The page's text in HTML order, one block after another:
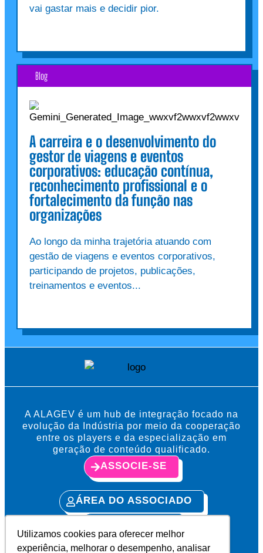
Utilizamos cookies para oferecer melhor
experiência, melhorar o desempenho, analisar
vai gastar mais e decidir pior.
Blog
A carreira e o desenvolvimento do
gestor de viagens e eventos
corporativos: educação contínua,
reconhecimento profissional e o
fortalecimento da função nas
organizações
Ao longo da minha trajetória atuando com
gestão de viagens e eventos corporativos,
participando de projetos, publicações,
treinamentos e eventos...
A ALAGEV é um hub de integração focado na
evolução da Indústria por meio da cooperação
entre os players e da especialização em
geração de conteúdo qualificado.
ASSOCIE-SE
ÁREA DO ASSOCIADO